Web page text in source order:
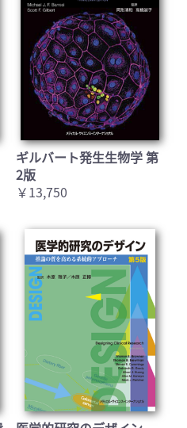
ギルバート発生生物学 第
2版
￥13,750